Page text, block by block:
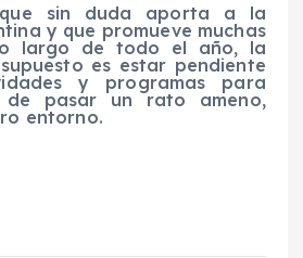
que sin duda aporta a la
y que promueve muchas
largo de todo el año, la
es estar pendiente
y programas para
de pasar un rato ameno,
entorno.